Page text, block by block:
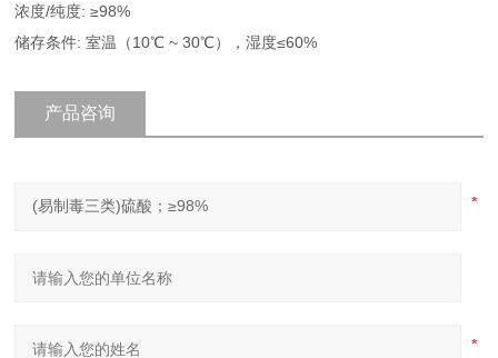
浓度/纯度: ≥98%
储存条件: 室温（10℃ ~ 30℃），湿度≤60%
产品咨询